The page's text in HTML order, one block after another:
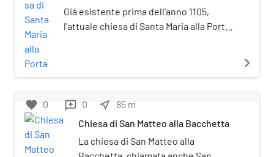
Già esistente prima dell'anno 1105,
l'attuale chiesa di Santa Maria alla Porta
l'opera venne portata a termine da
Francesco Castelli, architetto e
ingegnere originario del Mendrisiotto,
(da non confondersi con Francesco
navigate_next
favorite 0 reviews 0 near_me 85 m
Chiesa di San Matteo alla Bacchetta
La chiesa di San Matteo alla